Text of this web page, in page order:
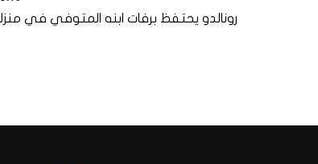
رونالدو يحتفظ برفات ابنه المتوفي في